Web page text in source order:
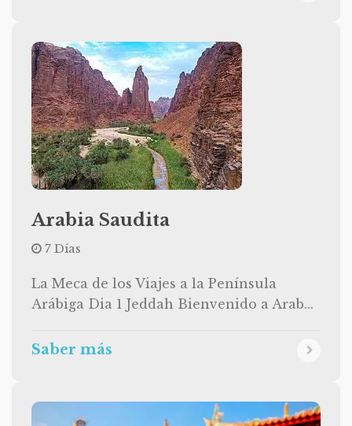
Arabia Saudita
7 Días
La Meca de los Viajes a la Península
Arábiga Dia 1 Jeddah Bienvenido a Arab...
Saber más